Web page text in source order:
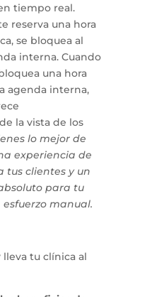
tiempo real.
reserva una hora
se bloquea al
interna. Cuando
una hora
agenda interna,
la vista de los
lo mejor de
experiencia de
tus clientes y un
para tu
manual.
lleva tu clínica al